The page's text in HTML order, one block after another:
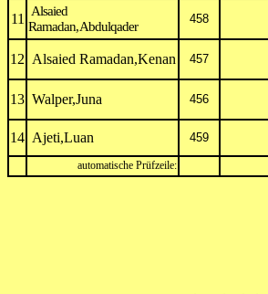
11
Alsaied
Ramadan,Abdulqader
458
12 Alsaied Ramadan,Kenan 457
13 Walper,Juna 456
14 Ajeti,Luan 459
automatische Prüfzeile: